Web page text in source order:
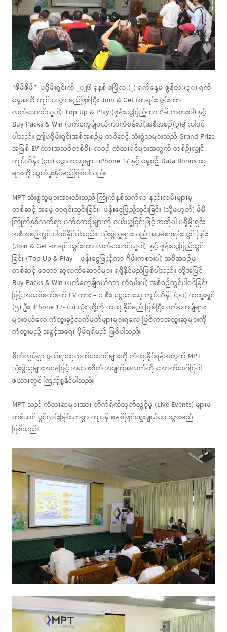
“ဇိမ်ဇိမ်” ပရိုမိုးရှင်းကို ၂၀၂၆ ခုနှစ် ဧပြီလ (၂) ရက်နေ့မှ ဇွန်လ (၃၀) ရက်
နေ့အထိ ကျင်းပသွားမည်ဖြစ်ပြီး Join & Get (စာရင်းသွင်းကာ
လက်ဆောင်ယူပါ)၊ Top Up & Play (ဖုန်းငွေဖြည့်ကာ ဂိမ်းကစားပါ) နှင့်
Buy Packs & Win (ပက်ကေ့ချ်ဝယ်ကာကံစမ်းပါ)အစီအစဉ်(၃)မျိုးပါဝင်
ပါသည်။ ဤပရိုမိုးရှင်းအစီအစဉ်မှ တစ်ဆင့် သုံးစွဲသူများသည် Grand Prize
အဖြစ် EV ကားအသစ်တစ်စီး၊ လစဉ် ကံထူးရှင်များအတွက် တစ်ဦးလျှင်
ကျပ်သိန်း (၃၀) ငွေသားဆုများ၊ iPhone 17 နှင့် နေ့စဉ် Data Bonus ဆု
များကို ဆွတ်ခူးနိုင်မည်ဖြစ်ပါသည်။
MPT သုံးစွဲသူများအားလုံးသည် ကြိုက်နှစ်သက်ရာ နည်းလမ်းများမှ
တစ်ဆင့် အခမဲ့ စာရင်းသွင်းခြင်း၊ ဖုန်းငွေဖြည့်သွင်းခြင်း (သို့မဟုတ်) မိမိ
ကြိုက်နှစ်သက်ရာ ပက်ကေ့ချ်များကို ဝယ်ယူခြင်းဖြင့် အဆိုပါ ပရိုမိုးရှင်း
အစီအစဉ်တွင် ပါဝင်နိုင်ပါသည်။ သုံးစွဲသူများသည် အခမဲ့စာရင်းသွင်းခြင်း
(Join & Get -စာရင်းသွင်းကာ လက်ဆောင်ယူပါ) နှင့် ဖုန်းငွေဖြည့်သွင်း
ခြင်း (Top Up & Play – ဖုန်းငွေဖြည့်ကာ ဂိမ်းကစားပါ) အစီအစဉ်မှ
တစ်ဆင့် ဒေတာ ဆုလက်ဆောင်များ ရရှိနိုင်မည်ဖြစ်ပါသည်။ ထို့အပြင်
Buy Packs & Win (ပက်ကေ့ချ်ဝယ်ကာ ကံစမ်းပါ) အစီစဉ်တွင်ပါဝင်ခြင်း
ဖြင့် အသစ်စက်စက် EV ကား – ၁ စီး၊ ငွေသားဆု ကျပ်သိန်း (၃၀) ကံထူးရှင်
(၅) ဦး၊ iPhone 17- (၁) လုံး တို့ကို ကံထူးနိုင်မည် ဖြစ်ပြီး ပက်ကေ့ချ်များ
များဝယ်လေ ကံထူးခွင့်လက်မှတ်များများရလေ ဖြစ်ကာအထူးဆုများကို
ကံထူးမည့် အခွင့်အရေး ပိုမိုရရှိမည် ဖြစ်ပါသည်။
စိတ်လှုပ်ရှားဖွယ်ရာဆုလက်ဆောင်များကို ကံထူးနိုင်ရန်အတွက် MPT
သုံးစွဲသူများအနေဖြင့် အသေးစိတ် အချက်အလက်ကို အောက်ဖော်ပြပါ
ဇယားတွင် ကြည့်ရှုနိုင်ပါသည်။
MPT သည် ကံထူးဆုများအား တိုက်ရိုက်ထုတ်လွှင့်မှု (Live Events) များမှ
တစ်ဆင့် ပွင့်လင်းမြင်သာစွာ ကျပန်းစနစ်ဖြင့်ရွေးချယ်ပေးသွားမည်
ဖြစ်သည်။